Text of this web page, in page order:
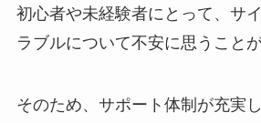
初心者や未経験者にとって、サ
ラブルについて不安に思うこと
そのため、サポート体制が充実